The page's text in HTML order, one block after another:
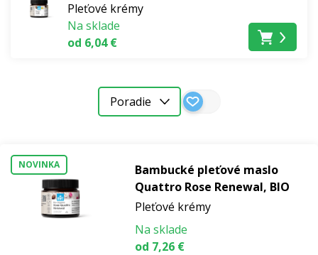
Pleťové krémy
Na sklade
od 6,04 €
Poradie
NOVINKA
Bambucké pleťové maslo
Quattro Rose Renewal, BIO
Pleťové krémy
Na sklade
od 7,26 €